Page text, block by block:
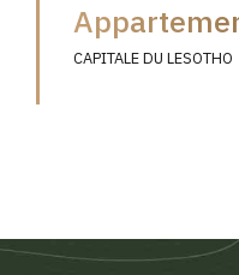
CAPITALE DU LESOTHO